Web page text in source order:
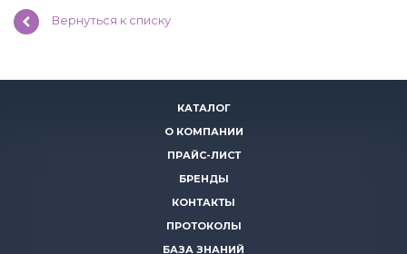
Вернуться к списку
КАТАЛОГ
О КОМПАНИИ
ПРАЙС-ЛИСТ
БРЕНДЫ
КОНТАКТЫ
ПРОТОКОЛЫ
БАЗА ЗНАНИЙ